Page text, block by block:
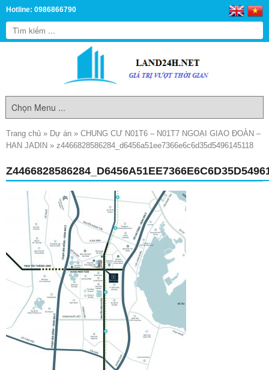
Hotline: 0986866790
Trang chủ » Dự án » CHUNG CƯ N01T6 – N01T7 NGOẠI GIAO ĐOÀN –
HAN JADIN » z4466828586284_d6456a51ee7366e6c6d35d5496145118